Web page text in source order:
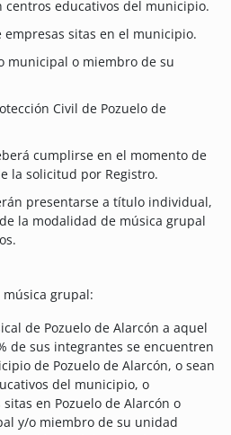
centros educativos del municipio.
sitas en el municipio.
municipal o miembro de su
Civil de Pozuelo de
cumplirse en el momento de
la solicitud por Registro.
presentarse a título individual,
la modalidad de música grupal
grupal:
de Pozuelo de Alarcón a aquel
de sus integrantes se encuentren
de Pozuelo de Alarcón, o sean
del municipio, o
en Pozuelo de Alarcón o
y/o miembro de su unidad